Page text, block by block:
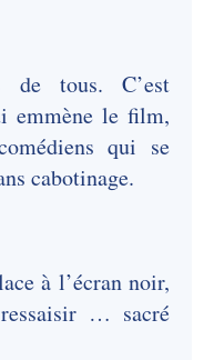
de tous. C’est
emmène le film,
qui se
cabotinage.
à l’écran noir,
… sacré